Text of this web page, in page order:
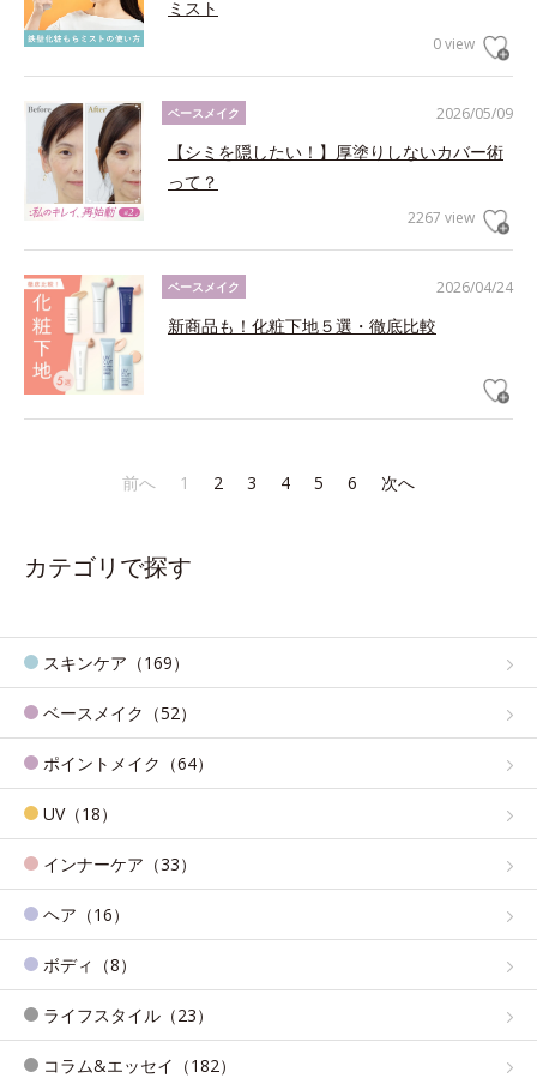
ミスト
0 view
2026/05/09
ベースメイク
【シミを隠したい！】厚塗りしないカバー術
って？
2267 view
2026/04/24
ベースメイク
新商品も！化粧下地５選・徹底比較
前へ 1 2 3 4 5 6 次へ
カテゴリで探す
スキンケア（169）
ベースメイク（52）
ポイントメイク（64）
UV（18）
インナーケア（33）
ヘア（16）
ボディ（8）
ライフスタイル（23）
コラム&エッセイ（182）